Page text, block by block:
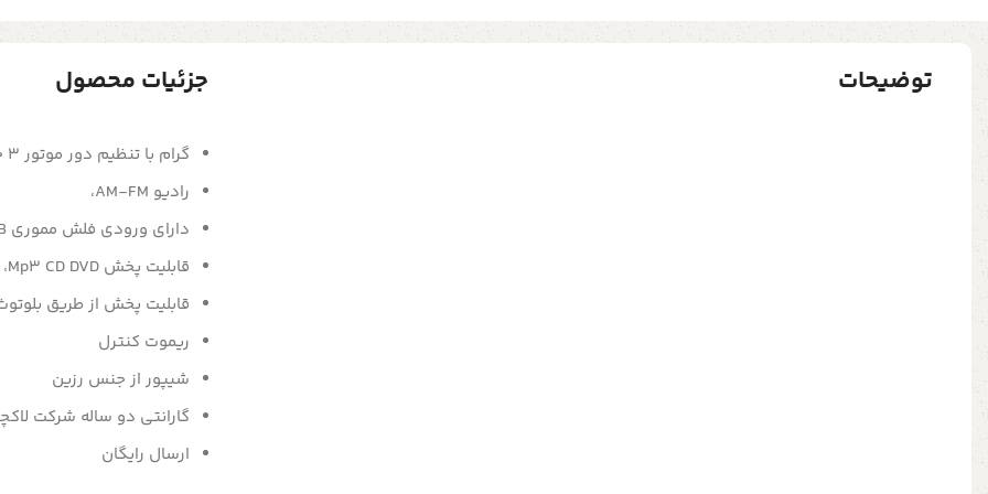
توضیحات جزئیات محصول
گرام با تنظیم دور موتور 3 حالته،
رادیو AM-FM،
دارای ورودی فلش مموری USB،
قابلیت پخش Mp3 CD DVD،
قابلیت پخش از طریق
ریموت کنترل
شیپور از جنس رزین
گارانتی دو ساله شرکت
ارسال رایگان